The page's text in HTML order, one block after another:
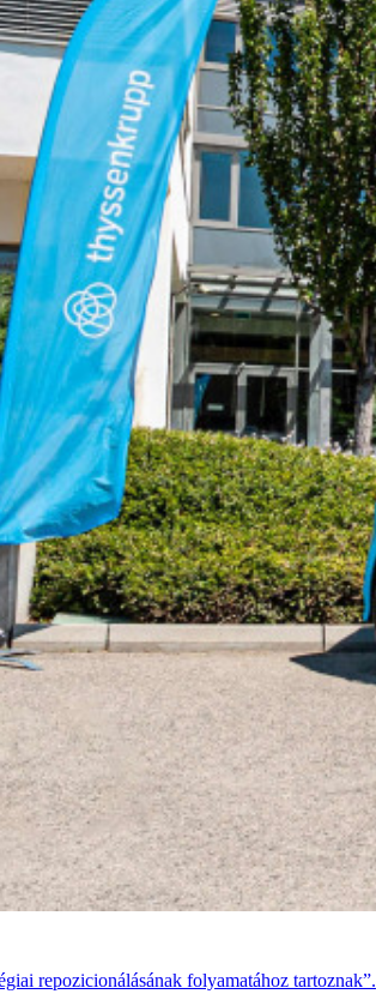
repozicionálásának folyamatához tartoznak”.